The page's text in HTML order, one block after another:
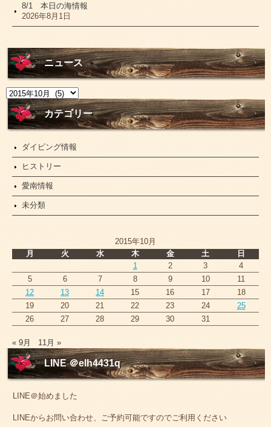
8/1 本日の海情報
2026年8月1日
ニュース
ニ
ュ
ー
カテゴリー
ダイビング情報
ヒストリー
愛南情報
未分類
2015年10月
月
火 水 木 金 土
日
1
2 3
4
5
6 7 8 9 10
11
12
13 14 15 16 17
18
19
20 21 22 23 24
25
26
27 28 29 30 31
« 9月 11月 »
LINE ＠elh4431q
LINE＠始めました
LINEからお問い合わせ、ご予約可能ですのでご利用ください